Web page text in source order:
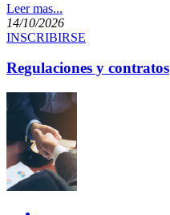
Leer mas...
14/10/2026
INSCRIBIRSE
Regulaciones y contratos